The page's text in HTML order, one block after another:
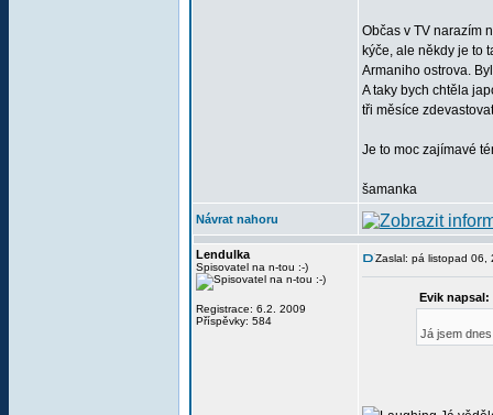
Občas v TV narazím
kýče, ale někdy je to
Armaniho ostrova.
A taky bych chtěla
tři měsíce
Je to moc zajímavé
šamanka
Návrat nahoru
Lendulka
Spisovatel na n-tou :-)
Registrace: 6.2. 2009
Příspěvky: 584
Zaslal: pá listopad 06,
Evik napsal:
Já jsem